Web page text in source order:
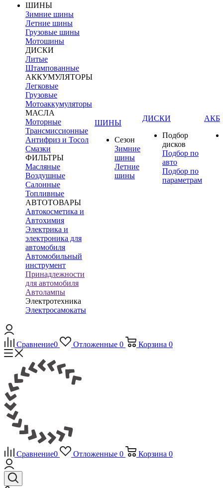
ШИНЫ
Зимние шины
Летние шины
Грузовые шины
Мотошины
ДИСКИ
Литые
Штампованные
АККУМУЛЯТОРЫ
Легковые
Грузовые
Мотоаккумуляторы
МАСЛА
Моторные
Трансмиссионные
Антифриз и Тосол
Смазки
ФИЛЬТРЫ
Масляные
Воздушные
Салонные
Топливные
АВТОТОВАРЫ
Автокосметика и
Автохимия
Электрика и
электроника для
автомобиля
Автомобильный
инструмент
Принадлежности
для автомобиля
Автолампы
Электротехника
Электросамокаты
ШИНЫ
Сезон
Зимние
шины
Летние
шины
ДИСКИ
Подбор
дисков
Подбор по
авто
Подбор по
параметрам
АКБ
Сравнение0 Отложенные 0 Корзина 0
Сравнение0 Отложенные 0 Корзина 0